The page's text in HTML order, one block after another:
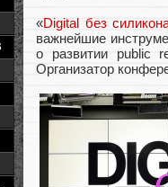
«Digital без
важнейшие
о развитии public
Организатор